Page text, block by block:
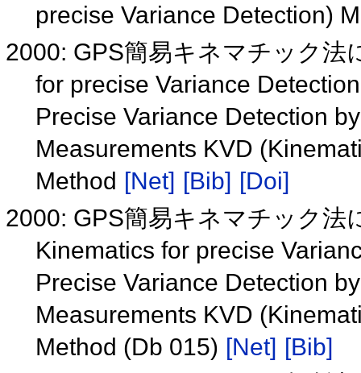
precise Variance Detection)
2000: GPS簡易キネマチック法
for precise Variance
Precise Variance Detection
Measurements KVD
Method [Net] [Bib] [Doi]
2000: GPS簡易キネマチック法
Kinematics for precise
Precise Variance Detection
Measurements KVD
Method (Db 015) [Net] [Bib]